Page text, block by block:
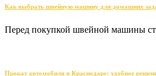
Как выбрать швейную машину для домашних
Перед покупкой швейной машины
Прокат автомобиля в Краснодаре: удобное